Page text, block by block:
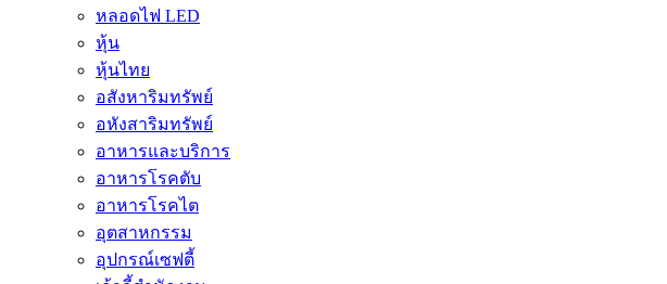
หลอดไฟ LED
หุ้น
หุ้นไทย
อสังหาริมทรัพย์
อหังสาริมทรัพย์
อาหารและบริการ
อาหารโรคตับ
อาหารโรคไต
อุตสาหกรรม
อุปกรณ์เซฟตี้